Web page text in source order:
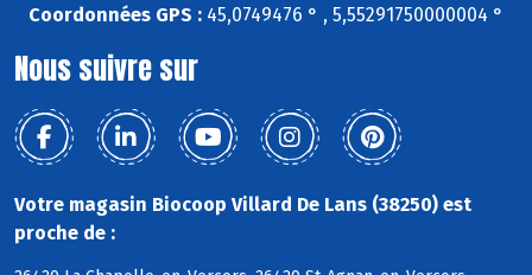
Coordonnées GPS : 45,0749476 ° , 5,55291750000004 °
Nous suivre sur
Votre magasin Biocoop Villard De Lans (38250) est
proche de :